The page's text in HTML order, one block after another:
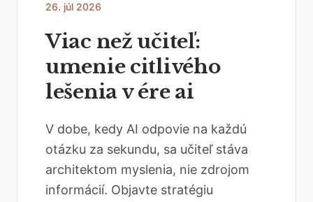
26. júl 2026
Viac než učiteľ:
umenie citlivého
lešenia v ére ai
V dobe, kedy AI odpovie na každú
otázku za sekundu, sa učiteľ stáva
architektom myslenia, nie zdrojom
informácií. Objavte stratégiu